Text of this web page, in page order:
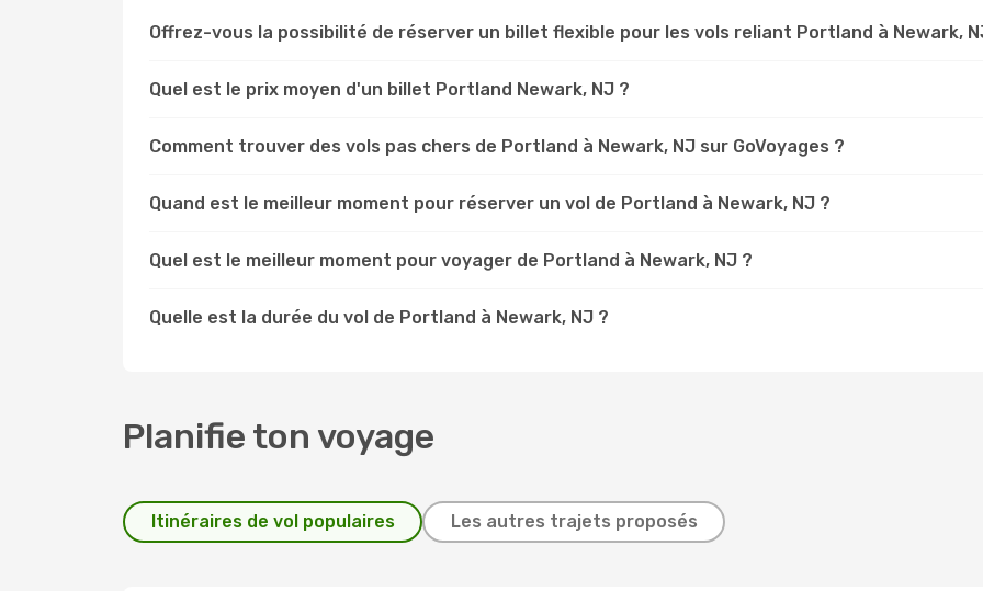
Offrez-vous la possibilité de réserver un billet flexible pour les vols reliant Portland à Newark,
Quel est le prix moyen d'un billet Portland Newark, NJ ?
Comment trouver des vols pas chers de Portland à Newark, NJ sur GoVoyages ?
Quand est le meilleur moment pour réserver un vol de Portland à Newark, NJ ?
Quel est le meilleur moment pour voyager de Portland à Newark, NJ ?
Quelle est la durée du vol de Portland à Newark, NJ ?
Planifie ton voyage
Itinéraires de vol populaires Les autres trajets proposés